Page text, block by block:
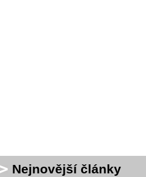
Nejnovější články